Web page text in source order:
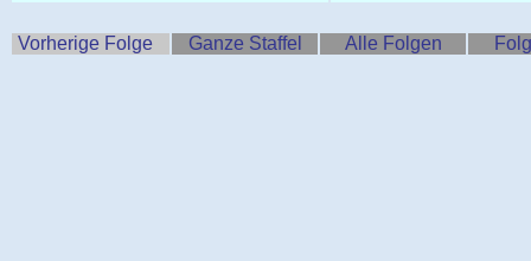
Vorherige Folge Ganze Staffel Alle Folgen